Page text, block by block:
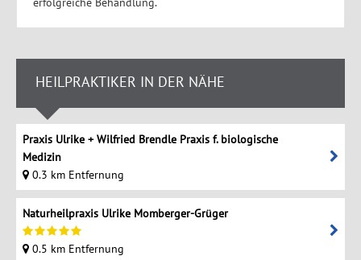
HEILPRAKTIKER IN DER NÄHE
Praxis Ulrike + Wilfried Brendle Praxis f. biologische
Medizin
0.3 km Entfernung
Naturheilpraxis Ulrike Momberger-Grüger
0.5 km Entfernung